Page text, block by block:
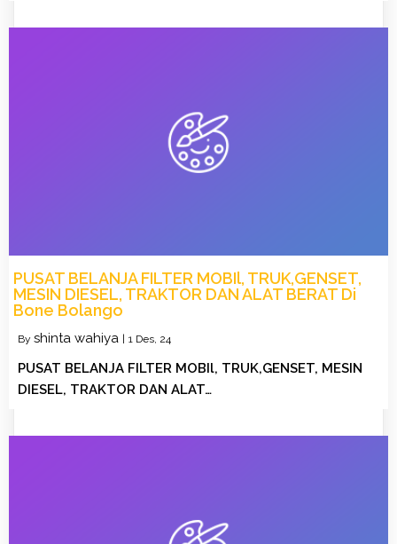
PUSAT BELANJA FILTER MOBIl, TRUK,GENSET,
MESIN DIESEL, TRAKTOR DAN ALAT BERAT Di
Bone Bolango
By shinta wahiya | 1 Des, 24
PUSAT BELANJA FILTER MOBIl, TRUK,GENSET, MESIN
DIESEL, TRAKTOR DAN ALAT…